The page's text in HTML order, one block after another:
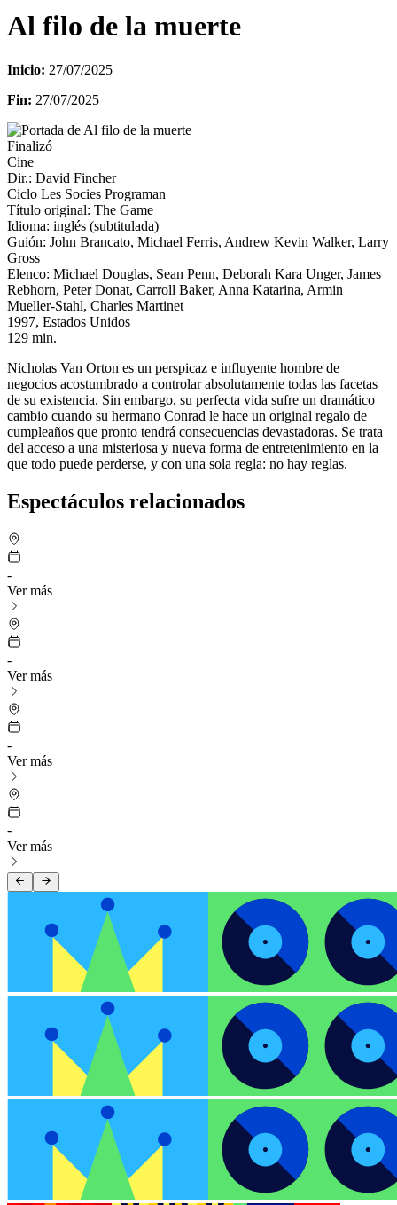
Al filo de la muerte
Inicio: 27/07/2025
Fin: 27/07/2025
Finalizó
Cine
Dir.: David Fincher
Ciclo Les Socies Programan
Título original: The Game
Idioma: inglés (subtitulada)
Guión: John Brancato, Michael Ferris, Andrew Kevin Walker, Larry
Gross
Elenco: Michael Douglas, Sean Penn, Deborah Kara Unger, James
Rebhorn, Peter Donat, Carroll Baker, Anna Katarina, Armin
Mueller-Stahl, Charles Martinet
1997, Estados Unidos
129 min.
Nicholas Van Orton es un perspicaz e influyente hombre de
negocios acostumbrado a controlar absolutamente todas las facetas
de su existencia. Sin embargo, su perfecta vida sufre un dramático
cambio cuando su hermano Conrad le hace un original regalo de
cumpleaños que pronto tendrá consecuencias devastadoras. Se trata
del acceso a una misteriosa y nueva forma de entretenimiento en la
que todo puede perderse, y con una sola regla: no hay reglas.
Espectáculos relacionados
-
Ver más
-
Ver más
-
Ver más
-
Ver más